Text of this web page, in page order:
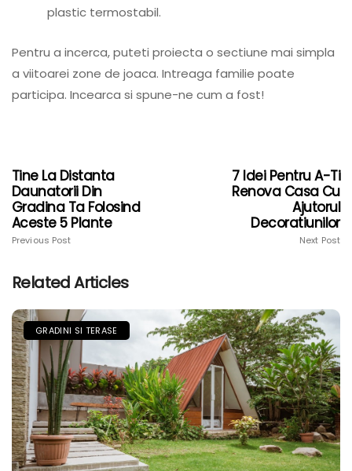
plastic termostabil.
Pentru a incerca, puteti proiecta o sectiune mai simpla
a viitoarei zone de joaca. Intreaga familie poate
participa. Incearca si spune-ne cum a fost!
Tine La Distanta
Daunatorii Din
Gradina Ta Folosind
Aceste 5 Plante
Previous Post
7 Idei Pentru A-Ti
Renova Casa Cu
Ajutorul
Decoratiunilor
Next Post
Related Articles
GRADINI SI TERASE